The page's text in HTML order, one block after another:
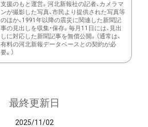
支援のもと運営。河北新報社の記者、カメラマ
ンが撮影した写真、市民より提供された写真等
のほか、1991年以降の震災に関連した新聞記
事の見出しを収集・保存。毎月11日には、見出
しに対応した新聞記事を無償公開。（通常は、
有料の河北新報データベースとの契約が必
要。）
最終更新日
2025/11/02